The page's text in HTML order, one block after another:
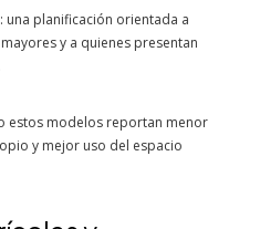
: una planificación orientada a
y a quienes presentan
estos modelos reportan menor
y mejor uso del espacio